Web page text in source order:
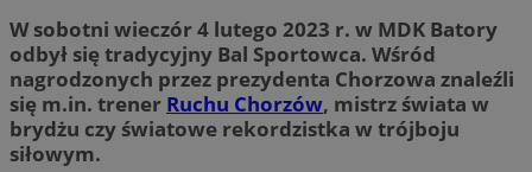
W sobotni wieczór 4 lutego 2023 r. w MDK Batory
odbył się tradycyjny Bal Sportowca. Wśród
nagrodzonych przez prezydenta Chorzowa znaleźli
się m.in. trener Ruchu Chorzów, mistrz świata w
brydżu czy światowe rekordzistka w trójboju
siłowym.